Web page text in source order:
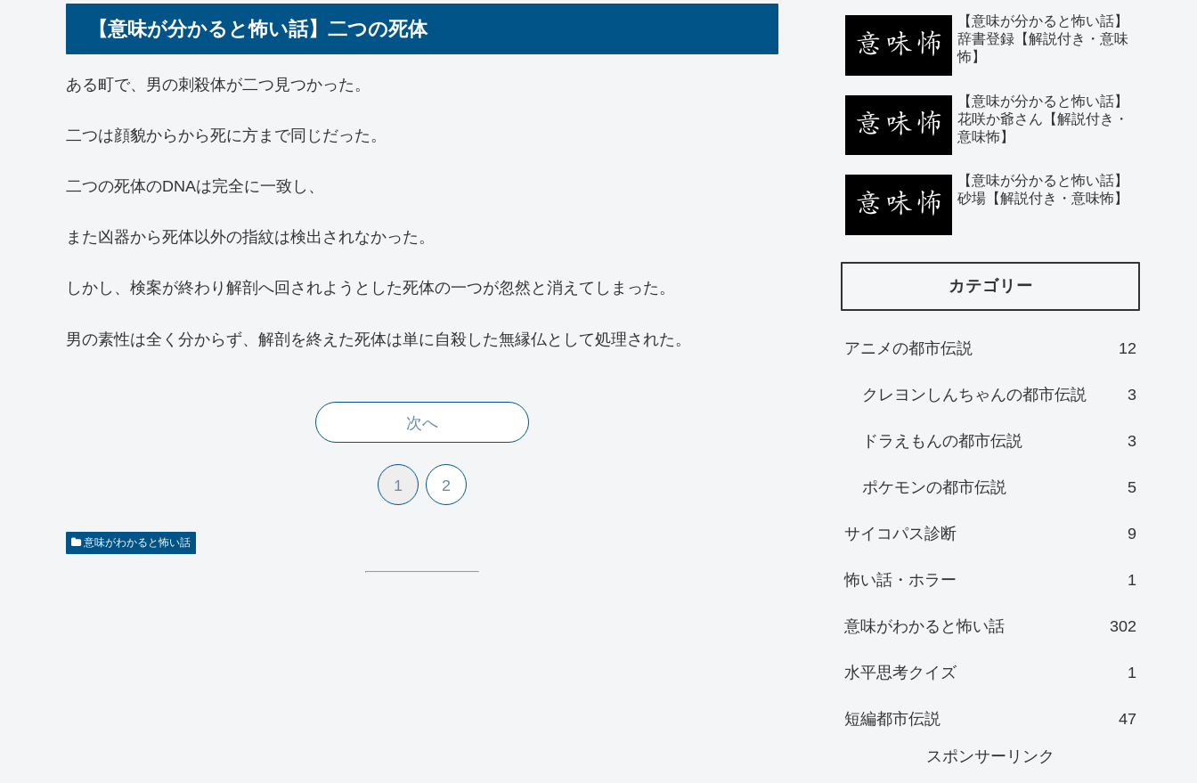
【意味が分かると怖い話】二つの死体
ある町で、男の刺殺体が二つ見つかった。
二つは顔貌からから死に方まで同じだった。
二つの死体のDNAは完全に一致し、
また凶器から死体以外の指紋は検出されなかった。
しかし、検案が終わり解剖へ回されようとした死体の一つが忽然と消えてしまった。
男の素性は全く分からず、解剖を終えた死体は単に自殺した無縁仏として処理された。
次へ
1 2
意味がわかると怖い話
【意味が分かると怖い話】
辞書登録【解説付き・意味
怖】
【意味が分かると怖い話】
花咲か爺さん【解説付き・
意味怖】
【意味が分かると怖い話】
砂場【解説付き・意味怖】
カテゴリー
アニメの都市伝説 12
クレヨンしんちゃんの都市伝説 3
ドラえもんの都市伝説 3
ポケモンの都市伝説 5
サイコパス診断 9
怖い話・ホラー 1
意味がわかると怖い話 302
水平思考クイズ 1
短編都市伝説 47
スポンサーリンク